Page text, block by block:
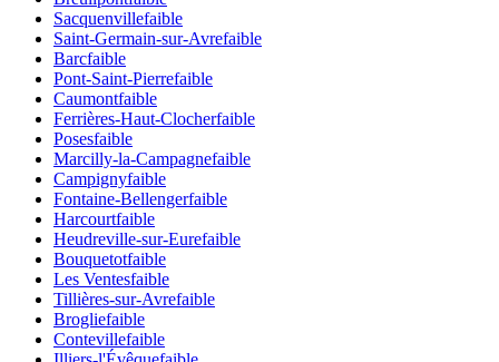
Sacquenvillefaible
Saint-Germain-sur-Avrefaible
Barcfaible
Pont-Saint-Pierrefaible
Caumontfaible
Ferrières-Haut-Clocherfaible
Posesfaible
Marcilly-la-Campagnefaible
Campignyfaible
Fontaine-Bellengerfaible
Harcourtfaible
Heudreville-sur-Eurefaible
Bouquetotfaible
Les Ventesfaible
Tillières-sur-Avrefaible
Brogliefaible
Contevillefaible